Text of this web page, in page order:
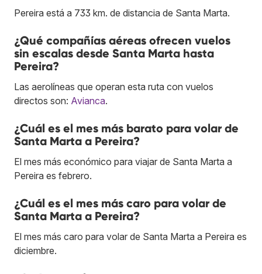
Pereira está a 733 km. de distancia de Santa Marta.
¿Qué compañías aéreas ofrecen vuelos
sin escalas desde Santa Marta hasta
Pereira?
Las aerolíneas que operan esta ruta con vuelos
directos son: Avianca.
¿Cuál es el mes más barato para volar de
Santa Marta a Pereira?
El mes más económico para viajar de Santa Marta a
Pereira es febrero.
¿Cuál es el mes más caro para volar de
Santa Marta a Pereira?
El mes más caro para volar de Santa Marta a Pereira es
diciembre.